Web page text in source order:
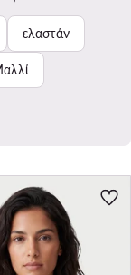
ελαστάν